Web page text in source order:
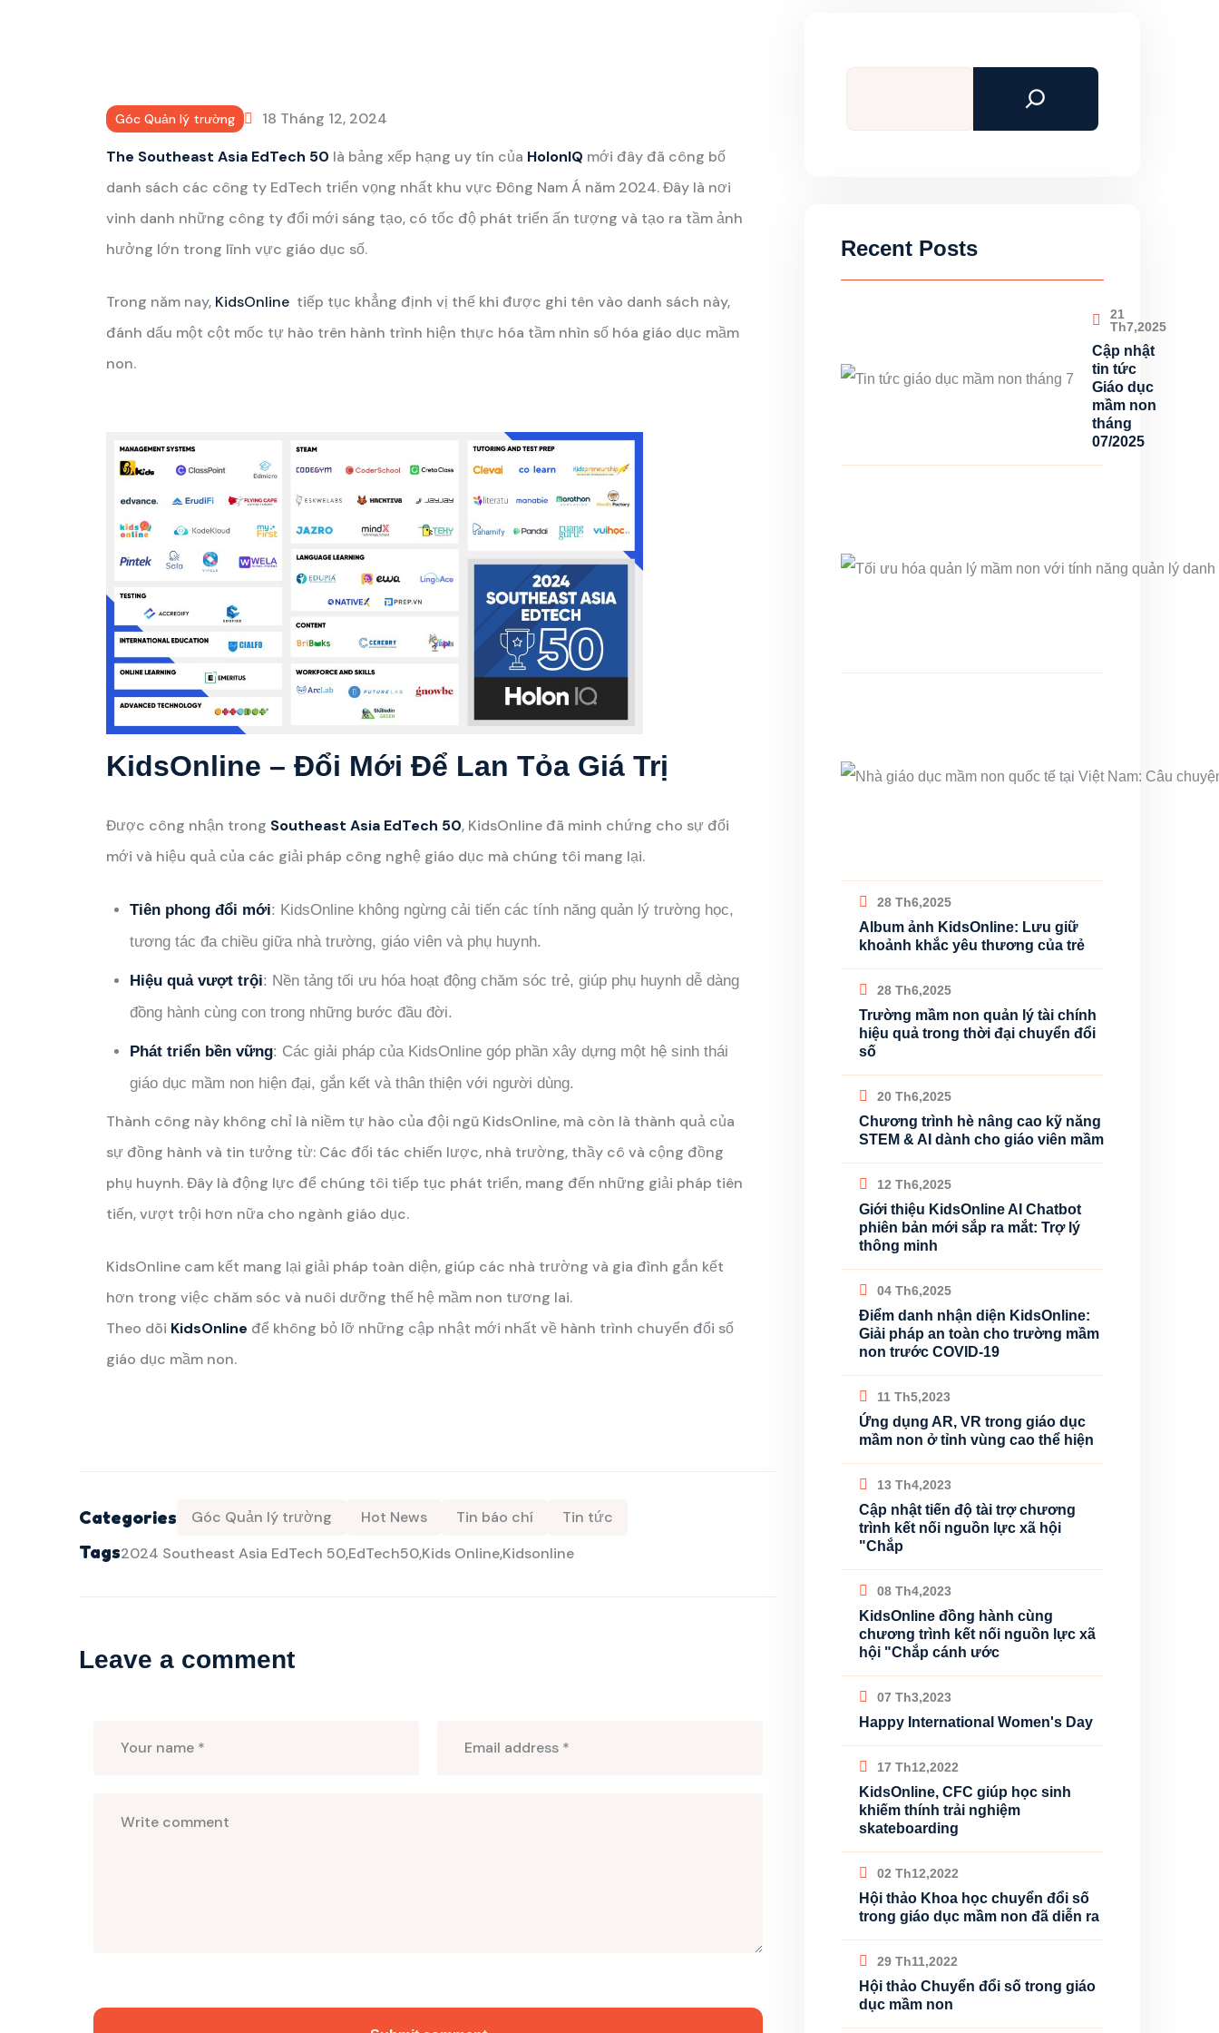
Góc Quản lý trường
18 Tháng 12, 2024
The Southeast Asia EdTech 50 là bảng xếp hạng uy tín của HolonIQ mới đây đã công bố
danh sách các công ty EdTech triển vọng nhất khu vực Đông Nam Á năm 2024. Đây là nơi
vinh danh những công ty đổi mới sáng tạo, có tốc độ phát triển ấn tượng và tạo ra tầm ảnh
hưởng lớn trong lĩnh vực giáo dục số.
Trong năm nay, KidsOnline tiếp tục khẳng định vị thế khi được ghi tên vào danh sách này,
đánh dấu một cột mốc tự hào trên hành trình hiện thực hóa tầm nhìn số hóa giáo dục mầm
non.
KidsOnline – Đổi Mới Để Lan Tỏa Giá Trị
Được công nhận trong Southeast Asia EdTech 50, KidsOnline đã minh chứng cho sự đổi
mới và hiệu quả của các giải pháp công nghệ giáo dục mà chúng tôi mang lại.
Tiên phong đổi mới: KidsOnline không ngừng cải tiến các tính năng quản lý trường học,
tương tác đa chiều giữa nhà trường, giáo viên và phụ huynh.
Hiệu quả vượt trội: Nền tảng tối ưu hóa hoạt động chăm sóc trẻ, giúp phụ huynh dễ dàng
đồng hành cùng con trong những bước đầu đời.
Phát triển bền vững: Các giải pháp của KidsOnline góp phần xây dựng một hệ sinh thái
giáo dục mầm non hiện đại, gắn kết và thân thiện với người dùng.
Thành công này không chỉ là niềm tự hào của đội ngũ KidsOnline, mà còn là thành quả của
sự đồng hành và tin tưởng từ: Các đối tác chiến lược, nhà trường, thầy cô và cộng đồng
phụ huynh. Đây là động lực để chúng tôi tiếp tục phát triển, mang đến những giải pháp tiên
tiến, vượt trội hơn nữa cho ngành giáo dục.
KidsOnline cam kết mang lại giải pháp toàn diện, giúp các nhà trường và gia đình gắn kết
hơn trong việc chăm sóc và nuôi dưỡng thế hệ mầm non tương lai.
Theo dõi KidsOnline để không bỏ lỡ những cập nhật mới nhất về hành trình chuyển đổi số
giáo dục mầm non.
Categories Góc Quản lý trường Hot News Tin báo chí Tin tức
Tags2024 Southeast Asia EdTech 50EdTech50Kids OnlineKidsonline
Leave a comment
Tìm
Recent Posts
21
Th7,2025
Cập nhật
tin tức
Giáo dục
mầm non
tháng
07/2025
28 Th6,2025
Album ảnh KidsOnline: Lưu giữ
khoảnh khắc yêu thương của trẻ
28 Th6,2025
Trường mầm non quản lý tài chính
hiệu quả trong thời đại chuyển đổi
số
20 Th6,2025
Chương trình hè nâng cao kỹ năng
STEM & AI dành cho giáo viên mầm
12 Th6,2025
Giới thiệu KidsOnline AI Chatbot
phiên bản mới sắp ra mắt: Trợ lý
thông minh
04 Th6,2025
Điểm danh nhận diện KidsOnline:
Giải pháp an toàn cho trường mầm
non trước COVID-19
11 Th5,2023
Ứng dụng AR, VR trong giáo dục
mầm non ở tỉnh vùng cao thể hiện
13 Th4,2023
Cập nhật tiến độ tài trợ chương
trình kết nối nguồn lực xã hội
"Chắp
08 Th4,2023
KidsOnline đồng hành cùng
chương trình kết nối nguồn lực xã
hội "Chắp cánh ước
07 Th3,2023
Happy International Women's Day
17 Th12,2022
KidsOnline, CFC giúp học sinh
khiếm thính trải nghiệm
skateboarding
02 Th12,2022
Hội thảo Khoa học chuyển đổi số
trong giáo dục mầm non đã diễn ra
29 Th11,2022
Hội thảo Chuyển đổi số trong giáo
dục mầm non